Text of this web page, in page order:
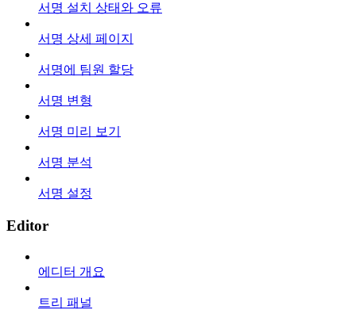
서명 설치 상태와 오류
서명 상세 페이지
서명에 팀원 할당
서명 변형
서명 미리 보기
서명 분석
서명 설정
Editor
에디터 개요
트리 패널